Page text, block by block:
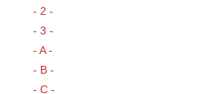
- 2 -
- 3 -
- A -
- B -
- C -